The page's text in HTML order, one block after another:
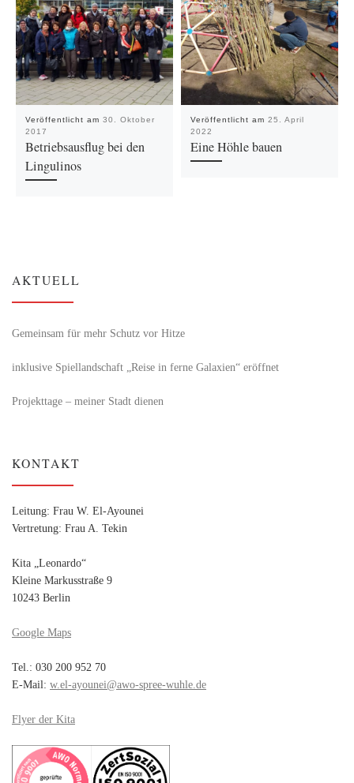
Veröffentlicht am 30. Oktober
2017
Betriebsausflug bei den
Lingulinos
Veröffentlicht am 25. April
2022
Eine Höhle bauen
AKTUELL
Gemeinsam für mehr Schutz vor Hitze
inklusive Spiellandschaft „Reise in ferne Galaxien“ eröffnet
Projekttage – meiner Stadt dienen
KONTAKT
Leitung: Frau W. El-Ayounei
Vertretung: Frau A. Tekin
Kita „Leonardo“
Kleine Markusstraße 9
10243 Berlin
Google Maps
Tel.: 030 200 952 70
E-Mail: w.el-ayounei@awo-spree-wuhle.de
Flyer der Kita